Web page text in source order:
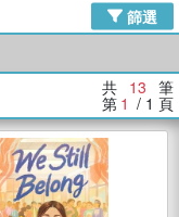
The Odyssey 、
歷史是一群喵 、 暑期
李登輝時代 、 數學女
偉大的迷走神經
篩選
共 13 筆
第 1 / 1 頁